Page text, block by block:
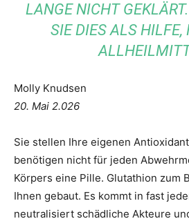
LANGE NICHT
SIE DIES ALS
Molly Knudsen
20. Mai 2.026
Sie stellen Ihre eigenen
benötigen nicht für jeden
Körpers eine Pille. Glutathion zum
Ihnen gebaut. Es kommt in fast
neutralisiert schädliche Akteure